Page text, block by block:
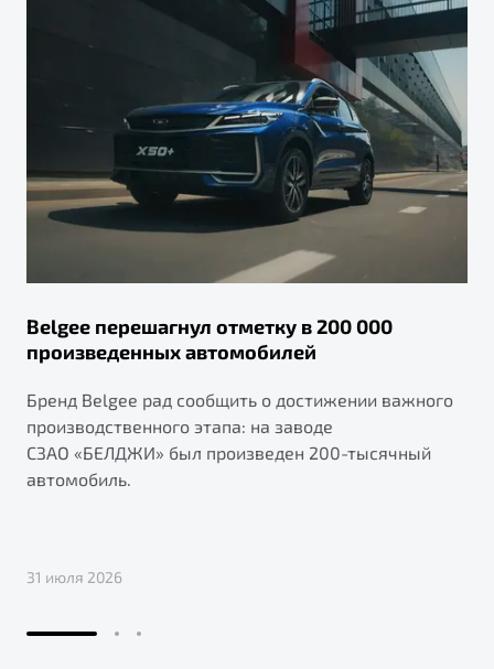
Belgee перешагнул отметку в 200 000
произведенных автомобилей
Бренд Belgee рад сообщить о достижении важного
производственного этапа: на заводе
СЗАО «БЕЛДЖИ» был произведен 200-тысячный
автомобиль.
31 июля 2026